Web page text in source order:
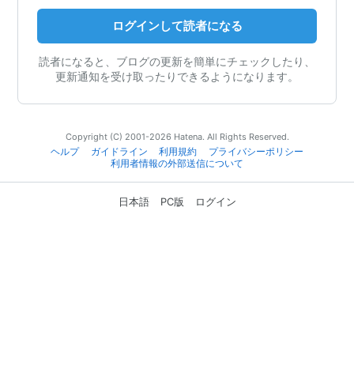
ログインして読者になる
読者になると、ブログの更新を簡単にチェックしたり、
更新通知を受け取ったりできるようになります。
Copyright (C) 2001-2026 Hatena. All Rights Reserved.
ヘルプ
ガイドライン 利用規約
プライバシーポリシー
利用者情報の外部送信について
日本語 PC版 ログイン